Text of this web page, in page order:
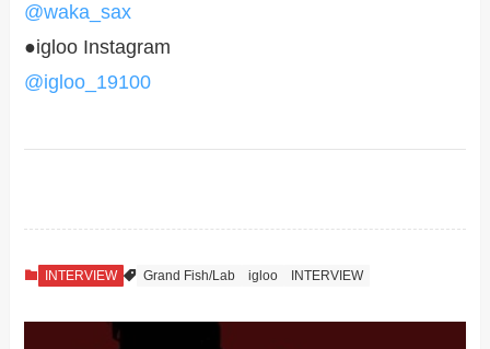
@waka_sax
●igloo Instagram
@igloo_19100
INTERVIEW Grand Fish/Lab igloo INTERVIEW